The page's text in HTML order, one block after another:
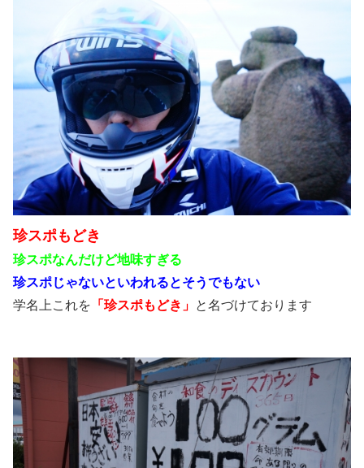
珍スポもどき
珍スポなんだけど地味すぎる
珍スポじゃないといわれるとそうでもない
学名上これを 「珍スポもどき」 と名づけております